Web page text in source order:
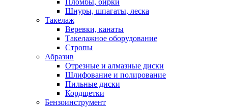
Шнуры, шпагаты, леска
Такелаж
Веревки, канаты
Такелажное оборудование
Стропы
Абразив
Отрезные и алмазные диски
Шлифование и полирование
Пильные диски
Кордщетки
Бензоинструмент